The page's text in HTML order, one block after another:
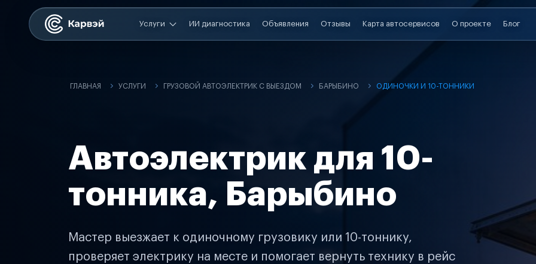
Услуги ИИ диагностика Объявления Отзывы Карта автосервисов О проекте Блог
ГЛАВНАЯ УСЛУГИ ГРУЗОВОЙ АВТОЭЛЕКТРИК С ВЫЕЗДОМ БАРЫБИНО ОДИНОЧКИ И 10-ТОННИКИ
Автоэлектрик для 10-
тонника, Барыбино
Мастер выезжает к одиночному грузовику или 10-тоннику,
проверяет электрику на месте и помогает вернуть технику в рейс